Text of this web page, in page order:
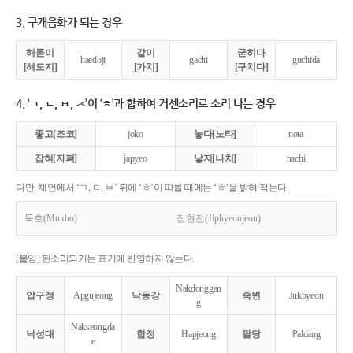
3. 구개음화가 되는 경우
해돋이
[해도지]
haedoji
같이
[가치]
gachi
굳히다
[구치다]
guchida
4. ‘ㄱ, ㄷ, ㅂ, ㅈ’이 ‘ㅎ’과 합하여 거센소리로 소리 나는 경우
좋고[조코] joko 놓다[노타] nota
잡혀[자펴] japyeo 낳지[나치] nachi
다만, 체언에서 ‘ㄱ, ㄷ, ㅂ’ 뒤에 ‘ㅎ’이 따를 때에는 ‘ㅎ’을 밝혀 적는다.
묵호(Mukho) 집현전(Jiphyeonjeon)
[붙임] 된소리되기는 표기에 반영하지 않는다.
압구정 Apgujeong 낙동강
Nakdonggan
g
죽변 Jukbyeon
낙성대
Nakseongda
e
합정 Hapjeong 팔당 Paldang